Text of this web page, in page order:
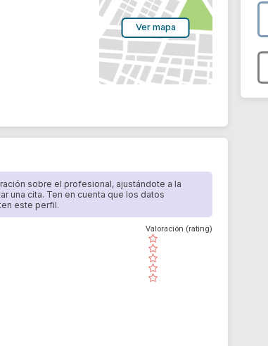
Ver mapa
sobre el profesional, ajustándote a la
una cita. Ten en cuenta que los datos
este perfil.
( )
( )
( )
( )
( )
Valoración (rating)